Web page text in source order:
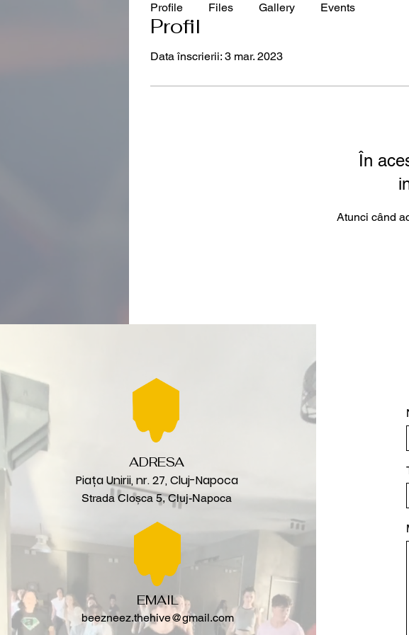
Profil
Data înscrierii: 3 mar. 2023
În
Atunci când
Profile Files Gallery Events
ADRESA
Piața Unirii, nr. 27, Cluj-Napoca
Strada Cloșca 5, Cluj-Napoca
EMAIL
beezneez.thehive@gmail.com